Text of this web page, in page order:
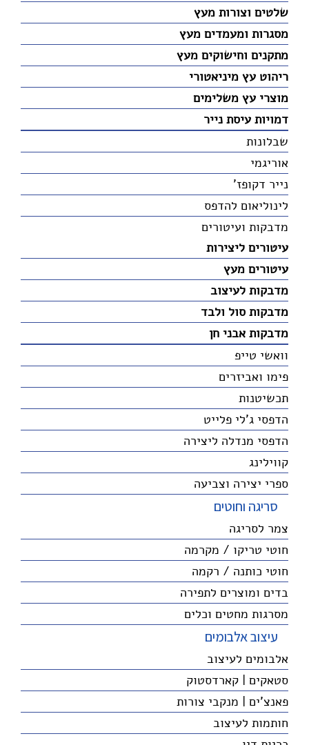
שלטים וצורות מעץ
מסגרות ומעמדים מעץ
מתקנים וחישוקים מעץ
ריהוט עץ מיניאטורי
מוצרי עץ משלימים
דמויות עיסת נייר
שבלונות
אוריגמי
נייר דקופז'
לינוליאום להדפס
מדבקות ועיטורים
עיטורים ליצירות
עיטורים מעץ
מדבקות לעיצוב
מדבקות סול ולבד
מדבקות אבני חן
וואשי טייפ
פימו ואביזרים
תכשיטנות
הדפסי ג'לי פלייט
הדפסי מנדלה ליצירה
קווילינג
ספרי יצירה וצביעה
סריגה וחוטים
צמר לסריגה
חוטי טריקו / מקרמה
חוטי כותנה / רקמה
בדים ומוצרים לתפירה
מסרגות מחטים וכלים
עיצוב אלבומים
אלבומים לעיצוב
סטאקים | קארדסטוק
פאנצ'ים | מנקבי צורות
חותמות לעיצוב